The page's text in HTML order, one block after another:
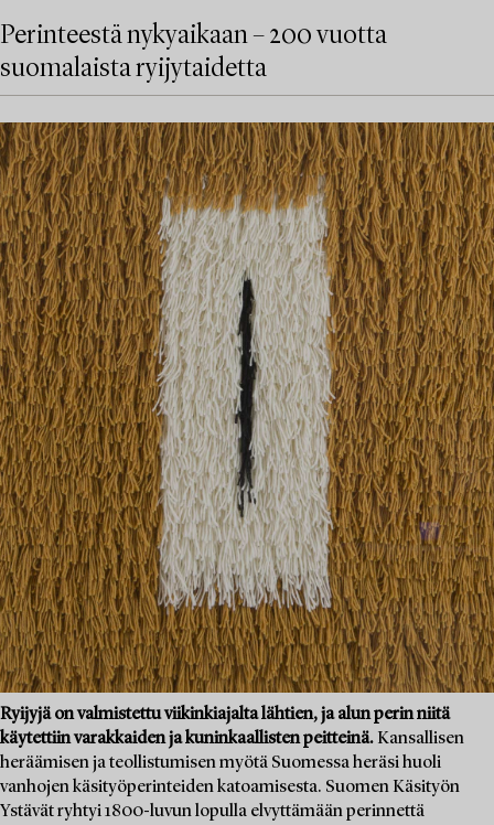
Perinteestä nykyaikaan – 200 vuotta
suomalaista ryijytaidetta
Ryijyjä on valmistettu viikinkiajalta lähtien, ja alun perin niitä
käytettiin varakkaiden ja kuninkaallisten peitteinä. Kansallisen
heräämisen ja teollistumisen myötä Suomessa heräsi huoli
vanhojen käsityöperinteiden katoamisesta. Suomen Käsityön
Ystävät ryhtyi 1800-luvun lopulla elvyttämään perinnettä